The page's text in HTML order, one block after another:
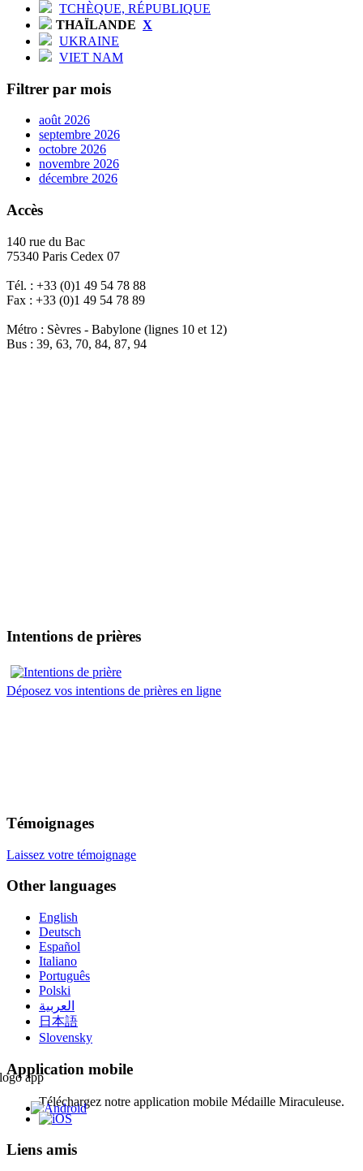
TCHÈQUE, RÉPUBLIQUE
THAÏLANDE X
UKRAINE
VIET NAM
Filtrer par mois
août 2026
septembre 2026
octobre 2026
novembre 2026
décembre 2026
Accès
140 rue du Bac
75340 Paris Cedex 07
Tél. : +33 (0)1 49 54 78 88
Fax : +33 (0)1 49 54 78 89
Métro : Sèvres - Babylone (lignes 10 et 12)
Bus : 39, 63, 70, 84, 87, 94
Intentions de prières
Déposez vos intentions de prières en ligne
Témoignages
Laissez votre témoignage
Other languages
English
Deutsch
Español
Italiano
Português
Polski
العربية
日本語
Slovensky
Application mobile
Téléchargez notre application mobile Médaille Miraculeuse.
Liens amis